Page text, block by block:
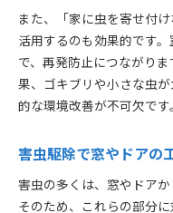
また、「家に虫を寄せ付
活用するのも効果的です
で、再発防止につながり
果、ゴキブリや小さな虫
的な環境改善が不可欠です。
害虫駆除で窓やドアの
害虫の多くは、窓やドアか
そのため、これらの部分